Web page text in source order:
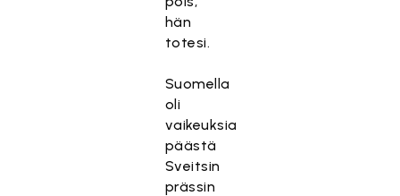
hän
totesi.
Suomella
oli
vaikeuksia
päästä
Sveitsin
prässin